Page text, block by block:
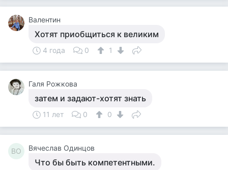
Валентин
Хотят приобщиться к великим
4 года 0 1
Галя Рожкова
затем и задают-хотят знать
11 лет 0 0
ВО Вячеслав Одинцов
Что бы быть компетентными.